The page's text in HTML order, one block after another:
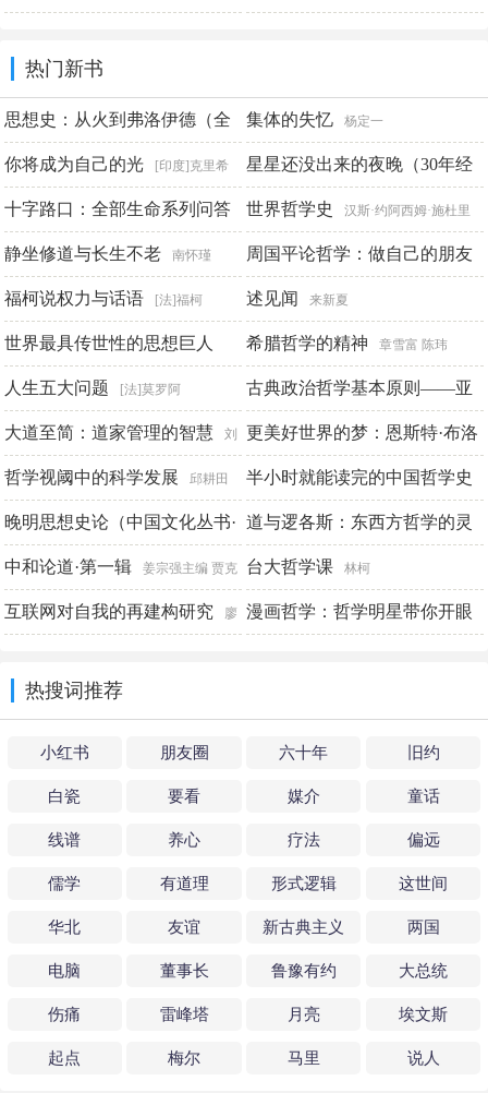
热门新书
思想史：从火到弗洛伊德（全
二册） 彼得·沃森
集体的失忆 杨定一
你将成为自己的光 [印度]克里希
那穆提
星星还没出来的夜晚（30年经
典获奖绘本，被翻译成13种语
言畅销全球） 米歇尔·勒米厄
十字路口：全部生命系列问答
[美]杨定一
世界哲学史 汉斯·约阿西姆·施杜里
希
静坐修道与长生不老 南怀瑾 周国平论哲学：做自己的朋友
周国平
福柯说权力与话语 [法]福柯 述见闻 来新夏
世界最具传世性的思想巨人
（1） 《阅读文库》编委会
希腊哲学的精神 章雪富 陈玮
人生五大问题 [法]莫罗阿 古典政治哲学基本原则——亚
里士多德讲疏 [美]列奥·施特劳斯
[美]辛曼编订
大道至简：道家管理的智慧 刘
黎明
更美好世界的梦：恩斯特·布洛
赫艺术哲学研究 金寿铁
哲学视阈中的科学发展 邱耕田 半小时就能读完的中国哲学史
苏青云
晚明思想史论（中国文化丛书·
经典随行） 嵇文甫
道与逻各斯：东西方哲学的灵
魂 念春祈凤临
中和论道·第一辑 姜宗强主编 贾克
防 朱海斌副主编
台大哲学课 林柯
互联网对自我的再建构研究 廖 漫画哲学：哲学明星带你开眼
热搜词推荐
小红书 朋友圈 六十年 旧约
白瓷 要看 媒介 童话
线谱 养心 疗法 偏远
儒学 有道理 形式逻辑 这世间
华北 友谊 新古典主义 两国
电脑 董事长 鲁豫有约 大总统
伤痛 雷峰塔 月亮 埃文斯
起点 梅尔 马里 说人